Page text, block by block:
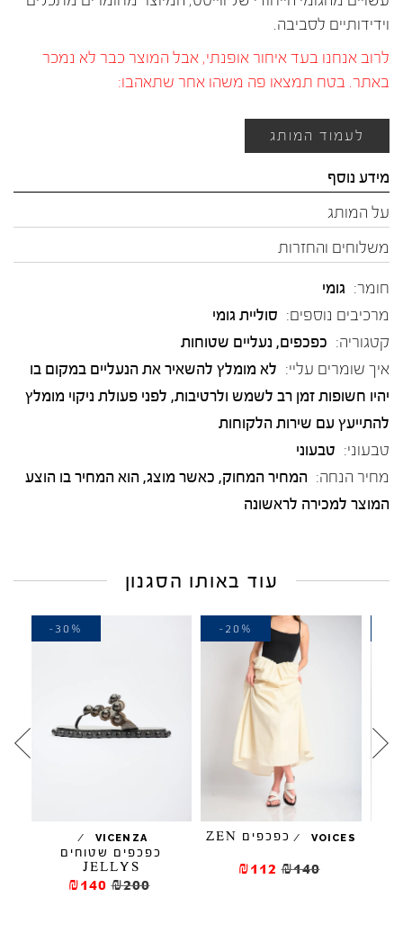
וידידותיים לסביבה.
לרוב אנחנו בעד איחור אופנתי, אבל המוצר כבר לא נמכר
באתר. בטח תמצאו פה משהו אחר שתאהבו:
לעמוד המותג
מידע נוסף
על המותג
משלוחים והחזרות
חומר: גומי
מרכיבים נוספים: סוליית גומי
קטגוריה: כפכפים, נעליים שטוחות
איך שומרים עליי: לא מומלץ להשאיר את הנעליים במקום בו
יהיו חשופות זמן רב לשמש ולרטיבות, לפני פעולת ניקוי מומלץ
להתייעץ עם שירות הלקוחות
טבעוני: טבעוני
מחיר הנחה: המחיר המחוק, כאשר מוצג, הוא המחיר בו הוצע
המוצר למכירה לראשונה
עוד באותו הסגנון
VOICES
/ כפכפים ZEN
₪140
₪112
-20%
VICENZA
/
כפכפים שטוחים
JELLYS
₪200
₪140
-30%